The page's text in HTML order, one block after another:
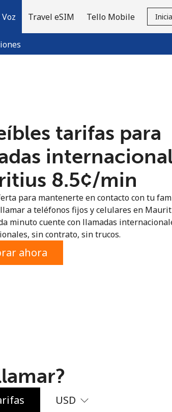
Travel eSIM Tello Mobile
→
tarifas para
⁦8.5¢⁩/min
para mantenerte en contacto con tu
a teléfonos fijos y celulares en
minuto cuente con llamadas
sin contrato, sin trucos.
ahora
USD